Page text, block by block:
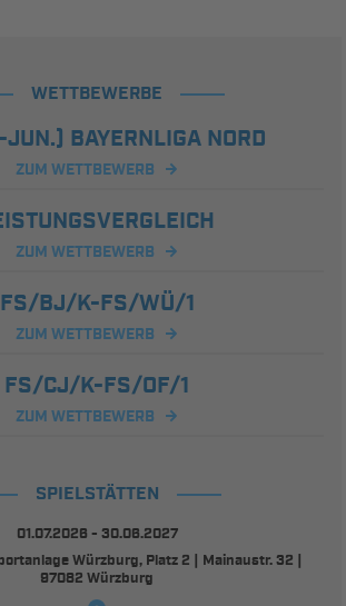
WETTBEWERBE
JUN.) BAYERNLIGA NORD
ZUM WETTBEWERB
ZUM WETTBEWERB
FS/BJ/K-FS/WÜ/1
ZUM WETTBEWERB
FS/CJ/K-FS/OF/1
ZUM WETTBEWERB
SPIELSTÄTTEN
01.07.2026 - 30.06.2027
Würzburg, Platz 2 | Mainaustr. 32 |
97082 Würzburg